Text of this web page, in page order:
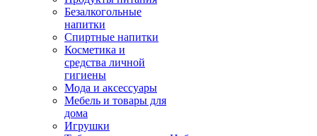
Безалкогольные
напитки
Спиртные напитки
Косметика и
средства личной
гигиены
Мода и аксессуары
Мебель и товары для
дома
Игрушки